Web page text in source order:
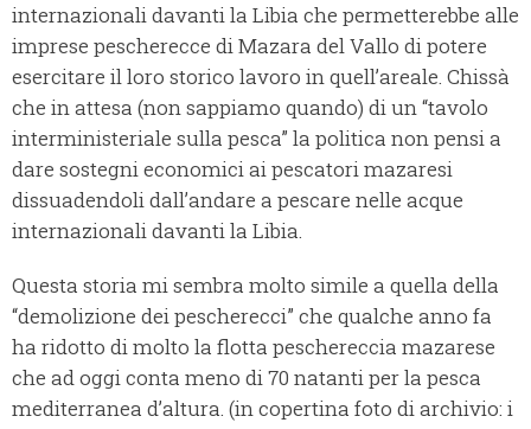
internazionali davanti la Libia che permetterebbe alle
imprese pescherecce di Mazara del Vallo di potere
esercitare il loro storico lavoro in quell’areale. Chissà
che in attesa (non sappiamo quando) di un “tavolo
interministeriale sulla pesca” la politica non pensi a
dare sostegni economici ai pescatori mazaresi
dissuadendoli dall’andare a pescare nelle acque
internazionali davanti la Libia.
Questa storia mi sembra molto simile a quella della
“demolizione dei pescherecci” che qualche anno fa
ha ridotto di molto la flotta peschereccia mazarese
che ad oggi conta meno di 70 natanti per la pesca
mediterranea d’altura. (in copertina foto di archivio: i